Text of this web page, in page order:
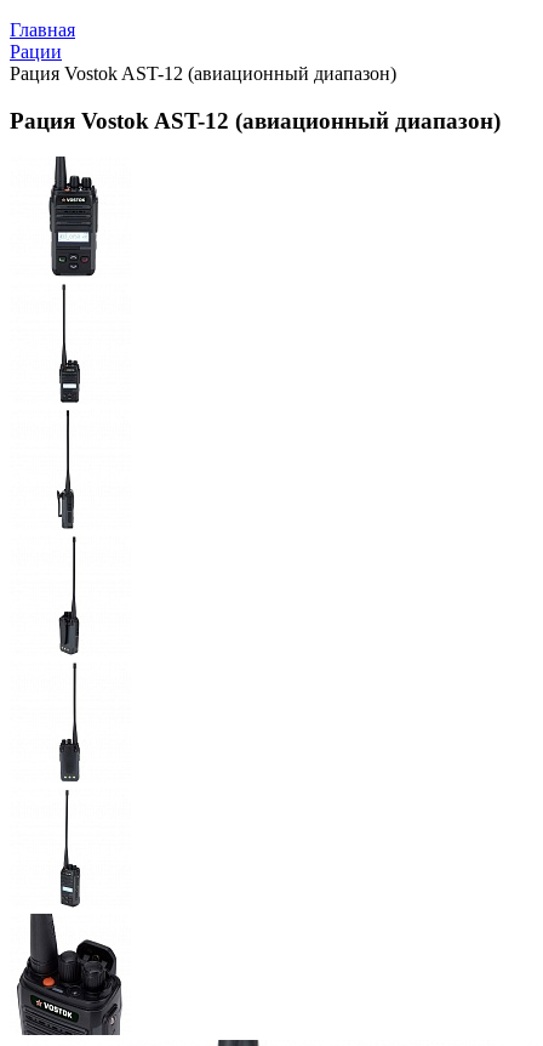
Главная
Рации
Рация Vostok AST-12 (авиационный диапазон)
Рация Vostok AST-12 (авиационный диапазон)